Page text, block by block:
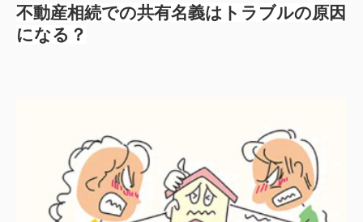
不動産相続での共有名義はトラブルの原因
になる？